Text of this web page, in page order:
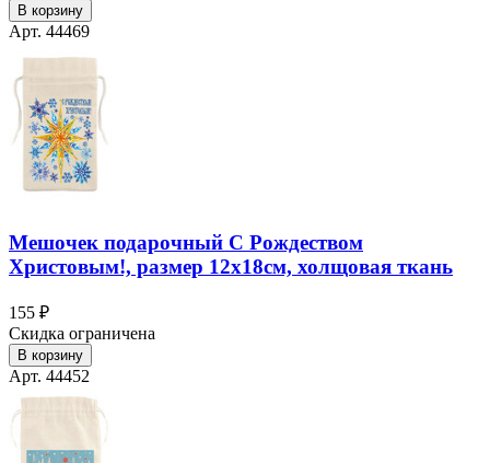
В корзину
Арт. 44469
Мешочек подарочный С Рождеством
Христовым!, размер 12х18см, холщовая ткань
155 ₽
Скидка ограничена
В корзину
Арт. 44452